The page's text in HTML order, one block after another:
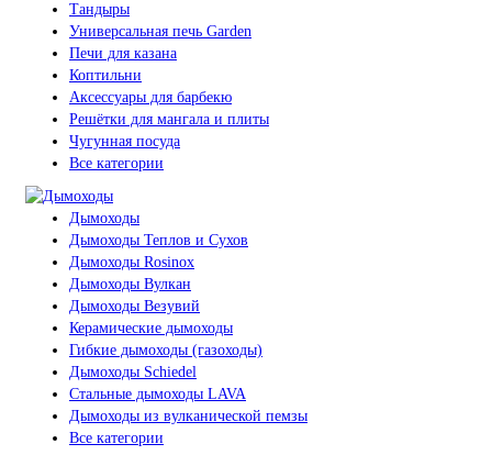
Тандыры
Универсальная печь Garden
Печи для казана
Коптильни
Аксессуары для барбекю
Решётки для мангала и плиты
Чугунная посуда
Все категории
Дымоходы
Дымоходы Теплов и Сухов
Дымоходы Rosinox
Дымоходы Вулкан
Дымоходы Везувий
Керамические дымоходы
Гибкие дымоходы (газоходы)
Дымоходы Schiedel
Стальные дымоходы LAVA
Дымоходы из вулканической пемзы
Все категории